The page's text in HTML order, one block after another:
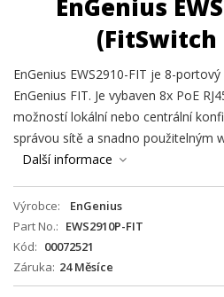
EnGenius
(FitSwitch
EnGenius EWS2910-FIT je 8-
EnGenius FIT. Je vybaven 8x PoE
možností lokální nebo centrální
správou sítě a snadno použitelným
Další informace
Výrobce
EnGenius
Part No.
EWS2910P-FIT
Kód
00072521
Záruka 24 Měsíce